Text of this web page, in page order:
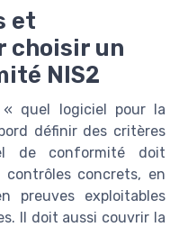
et
choisir un
NIS2
quel logiciel pour la
définir des critères
de conformité doit
concrets, en
preuves exploitables
Il doit aussi couvrir la